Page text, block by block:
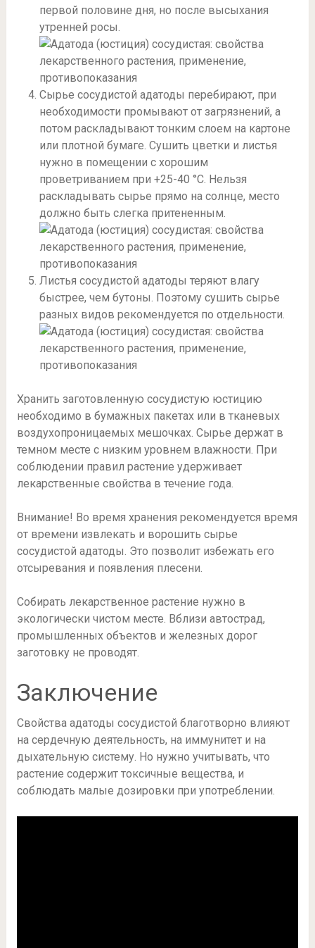
первой половине дня, но после высыхания
утренней росы.
Сырье сосудистой адатоды перебирают, при
необходимости промывают от загрязнений, а
потом раскладывают тонким слоем на картоне
или плотной бумаге. Сушить цветки и листья
нужно в помещении с хорошим
проветриванием при +25-40 °С. Нельзя
раскладывать сырье прямо на солнце, место
должно быть слегка притененным.
Листья сосудистой адатоды теряют влагу
быстрее, чем бутоны. Поэтому сушить сырье
разных видов рекомендуется по отдельности.
Хранить заготовленную сосудистую юстицию
необходимо в бумажных пакетах или в тканевых
воздухопроницаемых мешочках. Сырье держат в
темном месте с низким уровнем влажности. При
соблюдении правил растение удерживает
лекарственные свойства в течение года.
Внимание! Во время хранения рекомендуется время
от времени извлекать и ворошить сырье
сосудистой адатоды. Это позволит избежать его
отсыревания и появления плесени.
Собирать лекарственное растение нужно в
экологически чистом месте. Вблизи автострад,
промышленных объектов и железных дорог
заготовку не проводят.
Заключение
Свойства адатоды сосудистой благотворно влияют
на сердечную деятельность, на иммунитет и на
дыхательную систему. Но нужно учитывать, что
растение содержит токсичные вещества, и
соблюдать малые дозировки при употреблении.